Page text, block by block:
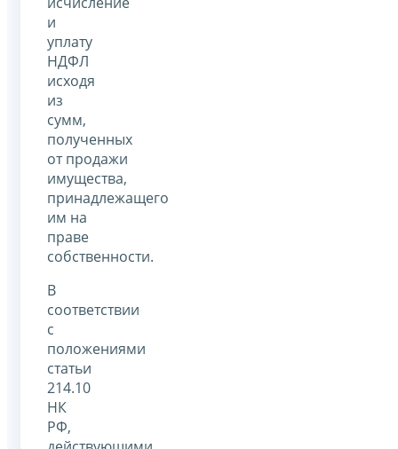
и
уплату
НДФЛ
исходя
из
сумм,
полученных
от продажи
имущества,
принадлежащего
им на
праве
собственности.
В
соответствии
с
положениями
статьи
214.10
НК
РФ,